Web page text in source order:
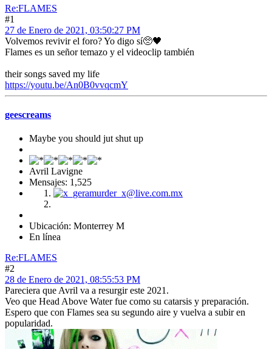
Re:FLAMES
#1
27 de Enero de 2021, 03:50:27 PM
Volvemos revivir el foro? Yo digo sí🥺🖤
Flames es un señor temazo y el videoclip también
their songs saved my life
https://youtu.be/An0B0vvqcmY
geescreams
Maybe you should jut shut up
Avril Lavigne
Mensajes: 1,525
Ubicación: Monterrey M
En línea
Re:FLAMES
#2
28 de Enero de 2021, 08:55:53 PM
Pareciera que Avril va a resurgir este 2021.
Veo que Head Above Water fue como su catarsis y preparación.
Espero que con Flames sea su segundo aire y vuelva a subir en
popularidad.